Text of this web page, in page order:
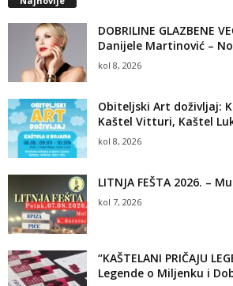
DOBRILINE GLAZBENE
Danijele Martinović –
kol 8, 2026
Obiteljski Art doživljaj:
Kaštel Vitturi, Kaštel
kol 8, 2026
LITNJA FEŠTA 2026. –
kol 7, 2026
“KAŠTELANI PRIČAJU
Legende o Miljenku i